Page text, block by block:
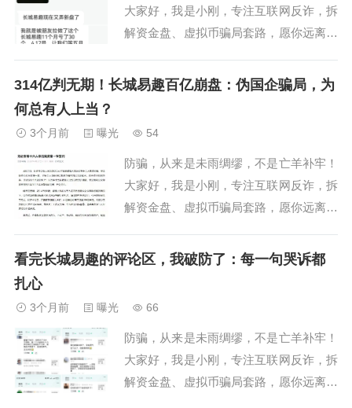
大家好，我是小刚，专注互联网反诈，拆
解资金盘、虚拟币骗局套路，愿你远离陷
在为长城易趣亏损揪心的受害者们，一定
要进行第二轮...
314亿判无期！长城易趣百亿崩盘：伪国企骗局，为
何总有人上当？
3个月前 曝光 54
防骗，从来是未雨绸缪，不是亡羊补牢！
大家好，我是小刚，专注互联网反诈，拆
解资金盘、虚拟币骗局套路，愿你远离陷
中院一审重磅宣判：中战华信实控人刘必
年...
看完长城易趣的评论区，我破防了：每一句哭诉都
扎心
3个月前 曝光 66
防骗，从来是未雨绸缪，不是亡羊补牢！
大家好，我是小刚，专注互联网反诈，拆
解资金盘、虚拟币骗局套路，愿你远离陷